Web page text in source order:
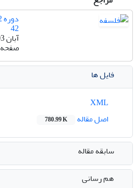
42
آبان 1403
صفحه
فایل ها
اصل مقاله
780.99 K
سابقه مقاله
هم رسانی